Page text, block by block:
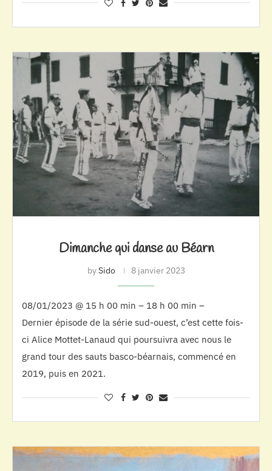
Dimanche qui danse au Béarn
bySido 8 janvier 2023
08/01/2023 @ 15 h 00 min – 18 h 00 min –
Dernier épisode de la série sud-ouest, c’est cette fois-
ci Alice Mottet-Lanaud qui poursuivra avec nous le
grand tour des sauts basco-béarnais, commencé en
2019, puis en 2021.